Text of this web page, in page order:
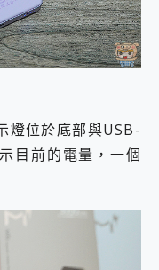
燈位於底部與USB-
目前的電量，一個